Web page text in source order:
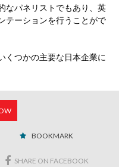
なパネリストでもあり、英
テーションを行うことがで
くつかの主要な日本企業に
BOOKMARK
SHARE ON FACEBOOK